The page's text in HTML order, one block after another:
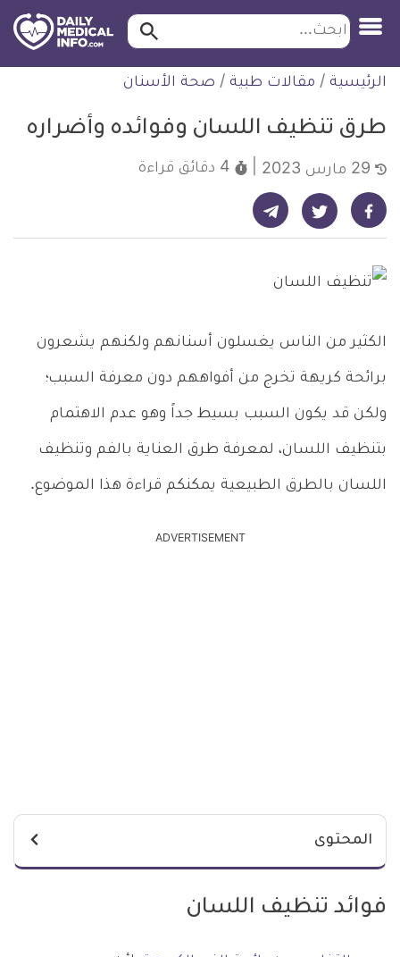
التخطي
للمحتوى
ابحث ابحث…
الرئيسية / مقالات طبية / صحة الأسنان
طرق تنظيف اللسان وفوائده وأضراره
4 دقائق قراءة
شارك على فيسبوك - ديلي ميديكال انفو شارك على تويتر - ديلي ميديكال انفو شارك على تيليجرام - ديلي ميديكال انفو
الكثير من الناس يغسلون أسنانهم ولكنهم يشعرون
برائحة كريهة تخرج من أفواههم دون معرفة السبب؛
ولكن قد يكون السبب بسيط جداً وهو عدم الاهتمام
بتنظيف اللسان، لمعرفة طرق العناية بالفم وتنظيف
اللسان بالطرق الطبيعية يمكنكم قراءة هذا الموضوع.
ADVERTISEMENT
المحتوى
فوائد تنظيف اللسان